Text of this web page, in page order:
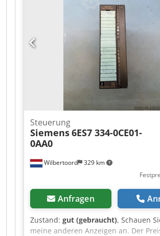
Wilbertoord 329 km
Steuerung
Siemens6ES7 334-0CE01-
0AA0
Anfragen
Zustand: gut (gebraucht), Schauen
meine anderen Anzeigen an. Der